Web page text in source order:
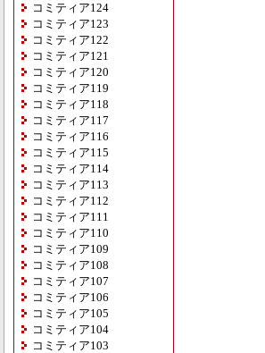
コミティア124
コミティア123
コミティア122
コミティア121
コミティア120
コミティア119
コミティア118
コミティア117
コミティア116
コミティア115
コミティア114
コミティア113
コミティア112
コミティア111
コミティア110
コミティア109
コミティア108
コミティア107
コミティア106
コミティア105
コミティア104
コミティア103